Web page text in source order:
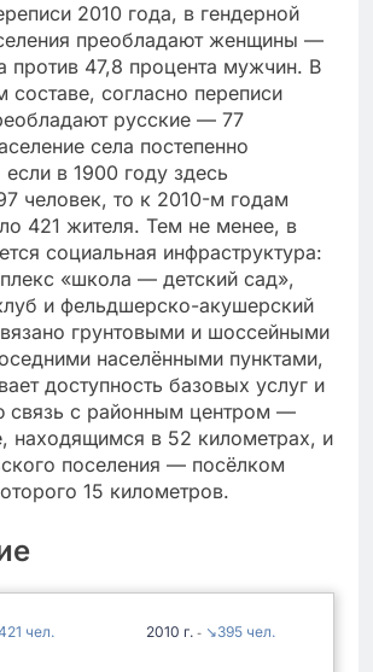
2010 года, в гендерной
преобладают женщины —
против 47,8 процента мужчин. В
составе, согласно переписи
русские — 77
села постепенно
в 1900 году здесь
человек, то к 2010-м годам
421 жителя. Тем не менее, в
социальная инфраструктура:
«школа — детский сад»,
и фельдшерско-акушерский
грунтовыми и шоссейными
населёнными пунктами,
доступность базовых услуг и
связь с районным центром —
находящимся в 52 километрах, и
поселения — посёлком
15 километров.
2010 - ↘395